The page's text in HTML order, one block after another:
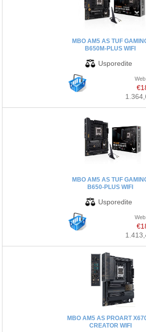
MBO AM5 AS TUF
B650M-PLUS WIFI
MBO AM5 AS TUF
B650-PLUS WIFI
MBO AM5 AS PROART
CREATOR WIFI